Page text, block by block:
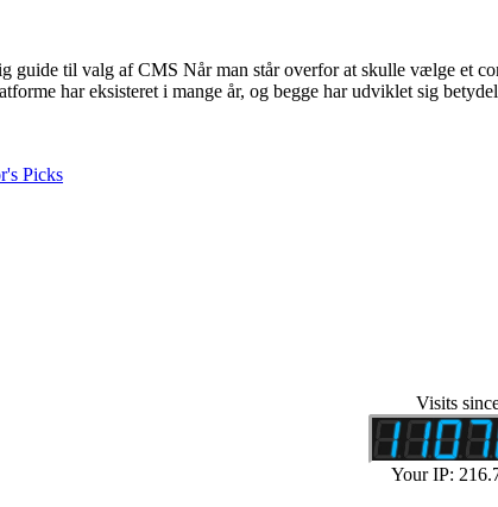
guide til valg af CMS Når man står overfor at skulle vælge et
har eksisteret i mange år, og begge har udviklet sig
Picks
Visits
Your IP: